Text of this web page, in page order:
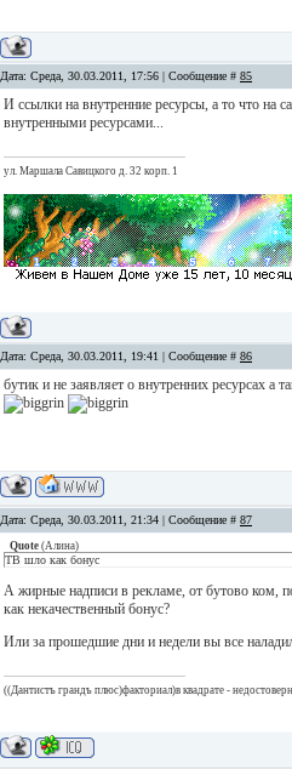
Дата: Среда, 30.03.2011, 17:56 | Сообщение # 85
И ссылки на внутренние ресурсы, а то что на
внутренными ресурсами...
ул. Маршала Савицкого д. 32 корп. 1
Дата: Среда, 30.03.2011, 19:41 | Сообщение # 86
бутик и не заявляет о внутренних ресурсах а
Дата: Среда, 30.03.2011, 21:34 | Сообщение # 87
Quote (Алина)
ТВ шло как бонус
А жирные надписи в рекламе, от бутово ком,
как некачественный бонус?
Или за прошедшие дни и недели вы все
((Дантистъ грандъ плюс)факториал)в квадрате -